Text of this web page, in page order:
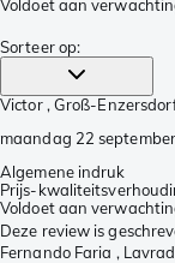
Voldoet aan
Sorteer op:
Victor , Groß-
maandag 22
Algemene indruk
Prijs-
Voldoet aan
Deze review is
Fernando Faria ,